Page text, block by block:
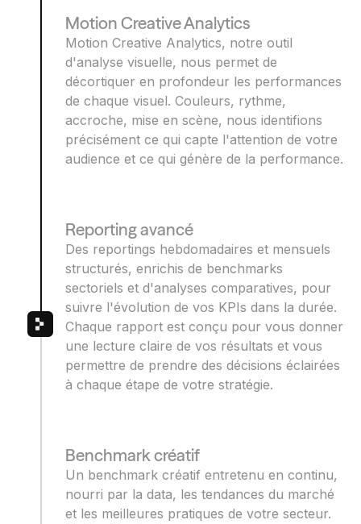
Motion Creative Analytics
Motion Creative Analytics, notre outil
d'analyse visuelle, nous permet de
décortiquer en profondeur les performances
de chaque visuel. Couleurs, rythme,
accroche, mise en scène, nous identifions
précisément ce qui capte l'attention de votre
audience et ce qui génère de la performance.
Reporting avancé
Des reportings hebdomadaires et mensuels
structurés, enrichis de benchmarks
sectoriels et d'analyses comparatives, pour
suivre l'évolution de vos KPIs dans la durée.
Chaque rapport est conçu pour vous donner
une lecture claire de vos résultats et vous
permettre de prendre des décisions éclairées
à chaque étape de votre stratégie.
Benchmark créatif
Un benchmark créatif entretenu en continu,
nourri par la data, les tendances du marché
et les meilleures pratiques de votre secteur.